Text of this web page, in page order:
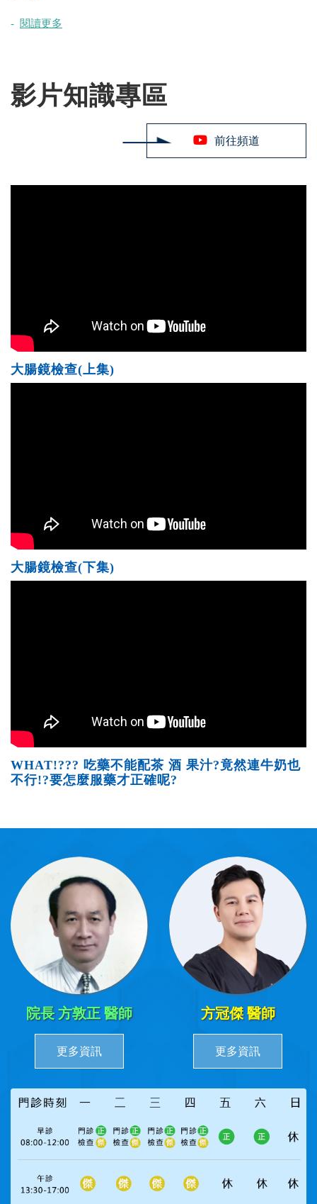
閱讀更多
影片知識專區
前往頻道
大腸鏡檢查(上集)
大腸鏡檢查(下集)
WHAT!??? 吃藥不能配茶 酒 果汁?竟然連牛奶也
不行!?要怎麼服藥才正確呢?
院長 方敦正 醫師
更多資訊
方冠傑 醫師
更多資訊